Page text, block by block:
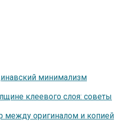
минимализм
клеевого слоя: советы
между оригиналом и копией